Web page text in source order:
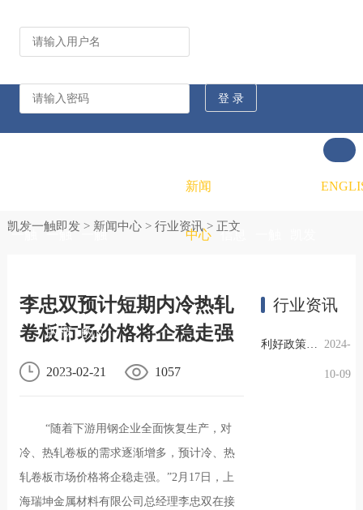
一触 一触
的概
况
一触
的文
化
新闻
中心 信息
凯发一触即发> 新闻中心> 行业资讯> 正文
李忠双预计短期内冷热轧
卷板市场价格将企稳走强
2023-02-21 1057
“随着下游用钢企业全面恢复生产，对
冷、热轧卷板的需求逐渐增多，预计冷、热
轧卷板市场价格将企稳走强。”2月17日，上
海瑞坤金属材料有限公司总经理李忠双在接
行业资讯
利好政策提振钢市信心，四季度行业需求或小幅上升 2024-
10-09